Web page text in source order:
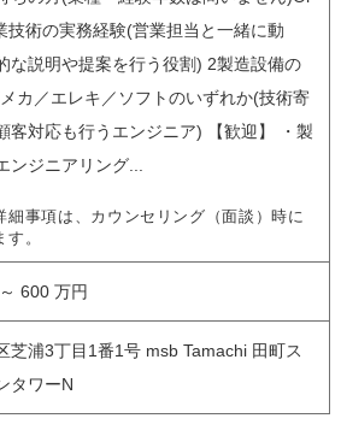
技術の実務経験(営業担当と一緒に動
な説明や提案を行う役割) 2製造設備の
カ／エレキ／ソフトのいずれか(技術寄
客対応も行うエンジニア) 【歓迎】 ・製
ンジニアリング...
細事項は、カウンセリング（面談）時に
。
600 万円
芝浦3丁目1番1号 msb Tamachi 田町ス
タワーN